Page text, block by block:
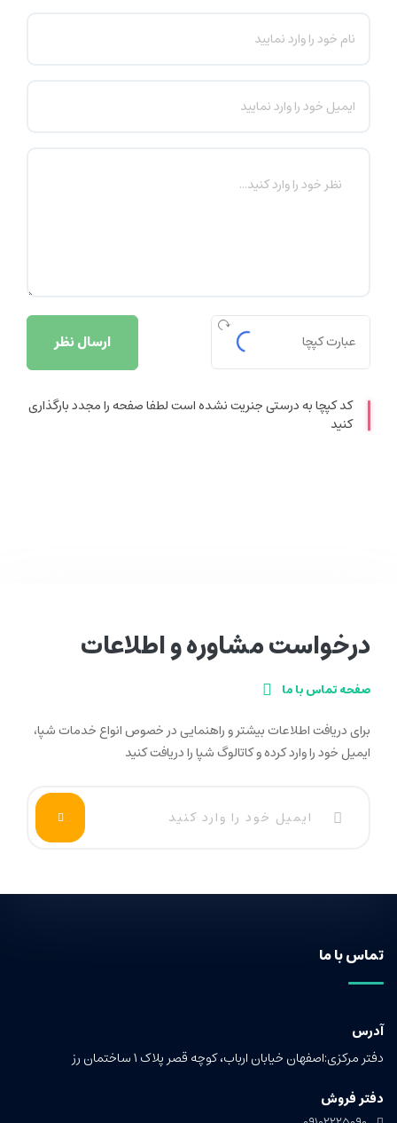
ارسال نظر
کد کپچا به درستی جنریت نشده است لطفا صفحه را مجدد بارگذاری
کنید
درخواست مشاوره و اطلاعات
صفحه تماس با ما
برای دریافت اطلاعات بیشتر و راهنمایی در خصوص انواع خدمات شپا،
ایمیل خود را وارد کرده و کاتالوگ شپا را دریافت کنید
تماس با ما
آدرس
دفتر مرکزی:اصفهان خیابان ارباب، کوچه قصر پلاک ۱ ساختمان رز
دفتر فروش